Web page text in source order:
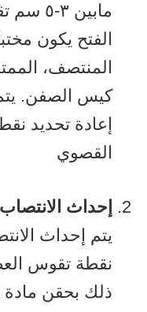
مابين
الفتح يكون
المنتصف،
كيس الصفن.
إعادة تحديد
القصوي
إحداث الانتصاب
يتم إحداث
نقطة تقوس
ذلك بحقن مادة